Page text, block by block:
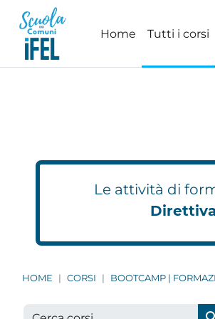
Vai al contenuto principale
Home Tutti i corsi
Le attività di
HOME CORSI BOOTCAMP |
Cerca corsi